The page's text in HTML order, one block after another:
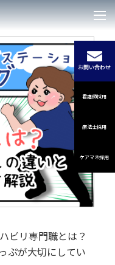
お問い合わせ
看護師採用
療法士採用
ケアマネ採用
ビリ専門職とは？
ぷが大切にしてい